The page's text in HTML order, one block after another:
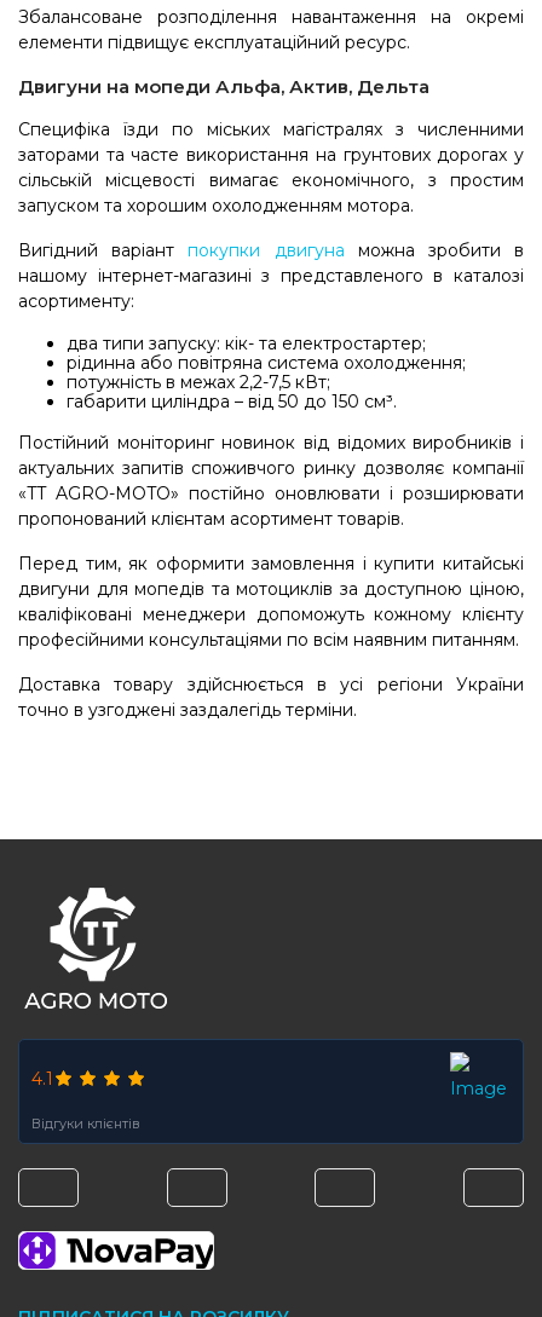
Збалансоване розподілення навантаження на окремі
елементи підвищує експлуатаційний ресурс.
Двигуни на мопеди Альфа, Актив, Дельта
Специфіка їзди по міських магістралях з численними
заторами та часте використання на грунтових дорогах у
сільській місцевості вимагає економічного, з простим
запуском та хорошим охолодженням мотора.
Вигідний варіантпокупки двигуна можна зробити в
нашому інтернет-магазині з представленого в каталозі
асортименту:
два типи запуску: кік- та електростартер;
рідинна або повітряна система охолодження;
потужність в межах 2,2-7,5 кВт;
габарити циліндра – від 50 до 150 см³.
Постійний моніторинг новинок від відомих виробників і
актуальних запитів споживчого ринку дозволяє компанії
«TT AGRO-MOTO» постійно оновлювати і розширювати
пропонований клієнтам асортимент товарів.
Перед тим, як оформити замовлення і купити китайські
двигуни для мопедів та мотоциклів за доступною ціною,
кваліфіковані менеджери допоможуть кожному клієнту
професійними консультаціями по всім наявним питанням.
Доставка товару здійснюється в усі регіони України
точно в узгоджені заздалегідь терміни.
4.1
Відгуки клієнтів